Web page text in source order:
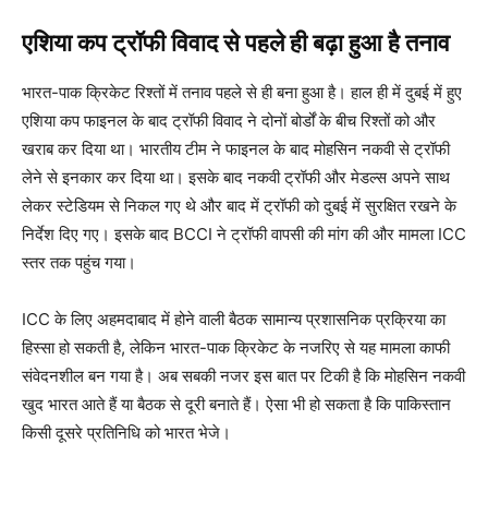
एशिया कप ट्रॉफी विवाद से पहले ही बढ़ा हुआ है तनाव
भारत-पाक क्रिकेट रिश्तों में तनाव पहले से ही बना हुआ है। हाल ही में दुबई में हुए
एशिया कप फाइनल के बाद ट्रॉफी विवाद ने दोनों बोर्डों के बीच रिश्तों को और
खराब कर दिया था। भारतीय टीम ने फाइनल के बाद मोहसिन नकवी से ट्रॉफी
लेने से इनकार कर दिया था। इसके बाद नकवी ट्रॉफी और मेडल्स अपने साथ
लेकर स्टेडियम से निकल गए थे और बाद में ट्रॉफी को दुबई में सुरक्षित रखने के
निर्देश दिए गए। इसके बाद BCCI ने ट्रॉफी वापसी की मांग की और मामला ICC
स्तर तक पहुंच गया।
ICC के लिए अहमदाबाद में होने वाली बैठक सामान्य प्रशासनिक प्रक्रिया का
हिस्सा हो सकती है, लेकिन भारत-पाक क्रिकेट के नजरिए से यह मामला काफी
संवेदनशील बन गया है। अब सबकी नजर इस बात पर टिकी है कि मोहसिन नकवी
खुद भारत आते हैं या बैठक से दूरी बनाते हैं। ऐसा भी हो सकता है कि पाकिस्तान
किसी दूसरे प्रतिनिधि को भारत भेजे।